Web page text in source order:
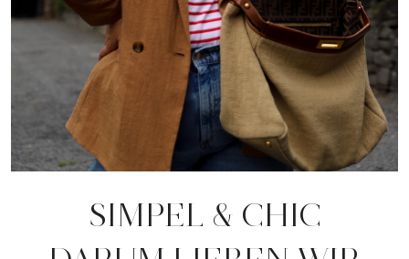
SIMPEL & CHIC